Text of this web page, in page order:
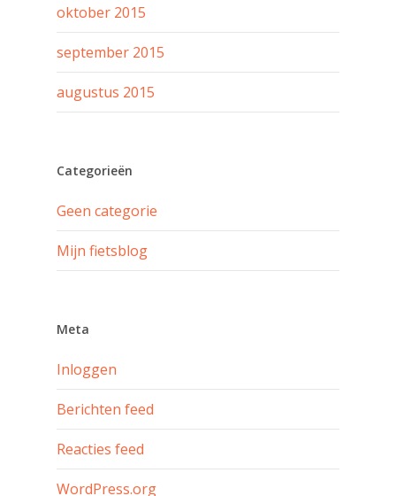
oktober 2015
september 2015
augustus 2015
Categorieën
Geen categorie
Mijn fietsblog
Meta
Inloggen
Berichten feed
Reacties feed
WordPress.org